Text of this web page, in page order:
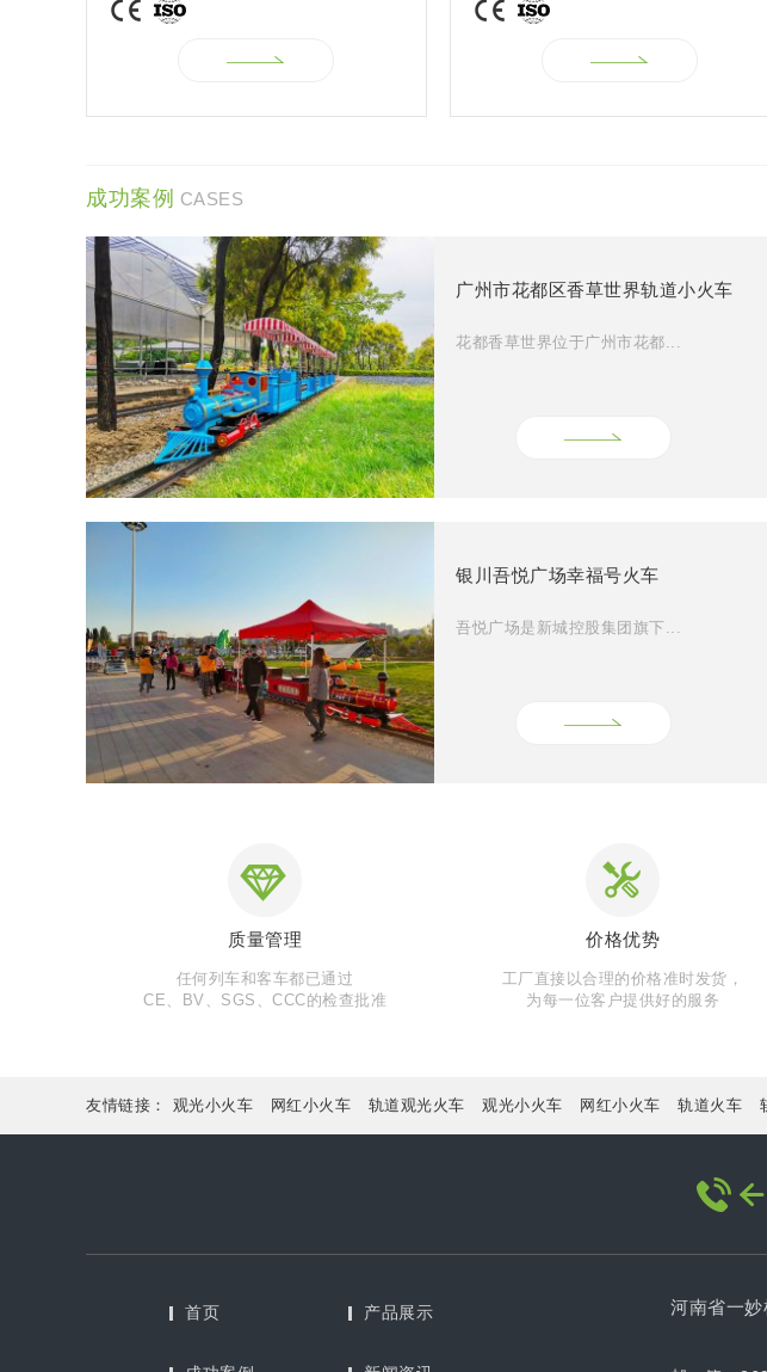
成功案例 CASES
广州市花都区香草世界轨道小火车
花都香草世界位于广州市花都...
银川吾悦广场幸福号火车
吾悦广场是新城控股集团旗下...
质量管理
任何列车和客车都已通过
CE、BV、SGS、CCC的检查批准
价格优势
工厂直接以合理的价格准时发货，
为每一位客户提供好的服务
友情链接： 观光小火车 网红小火车 轨道观光火车 观光小火车 网红小火车 轨道火车
首页 产品展示 河南省一妙